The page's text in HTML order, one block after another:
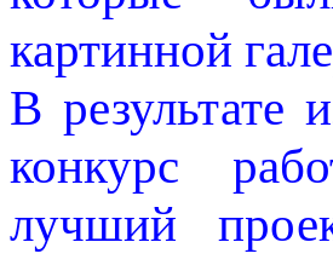
картинной
В результате
конкурс
лучший